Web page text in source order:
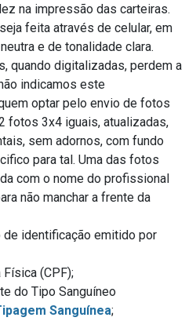
na impressão das carteiras.
feita através de celular, em
e de tonalidade clara.
quando digitalizadas, perdem a
indicamos este
optar pelo envio de fotos
fotos 3x4 iguais, atualizadas,
sem adornos, com fundo
para tal. Uma das fotos
com o nome do profissional
não manchar a frente da
de identificação emitido por
(CPF);
do Tipo Sanguíneo
Sanguínea;